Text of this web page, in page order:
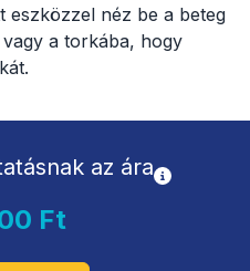
eszközzel néz be a beteg
a torkába, hogy
az ára
Ft